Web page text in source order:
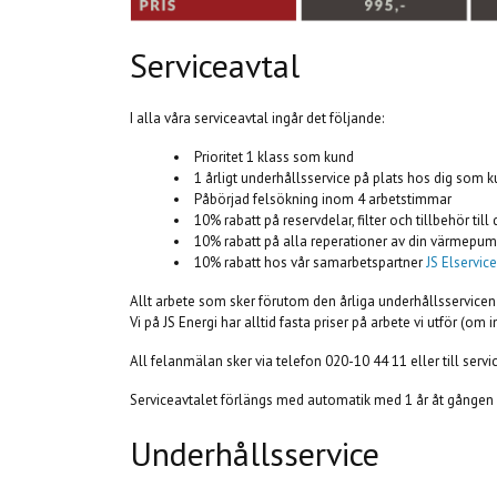
Serviceavtal
I alla våra serviceavtal ingår det följande:
Prioritet 1 klass som kund
1 årligt underhållsservice på plats hos dig som
Påbörjad felsökning inom 4 arbetstimmar
10% rabatt på reservdelar, filter och tillbehör till
10% rabatt på alla reperationer av din
10% rabatt hos vår samarbetspartnerJS
Allt arbete som sker förutom den årliga
Vi på JS Energi har alltid fasta priser på arbete vi utför
All felanmälan sker via telefon 020-10 44 11 eller till
Serviceavtalet förlängs med automatik med 1 år åt
Underhållsservice